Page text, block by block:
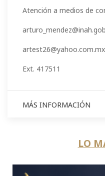
Atención a medios de
artest26@yahoo.com.mx
Ext. 417511
MÁS INFORMACIÓN
LO